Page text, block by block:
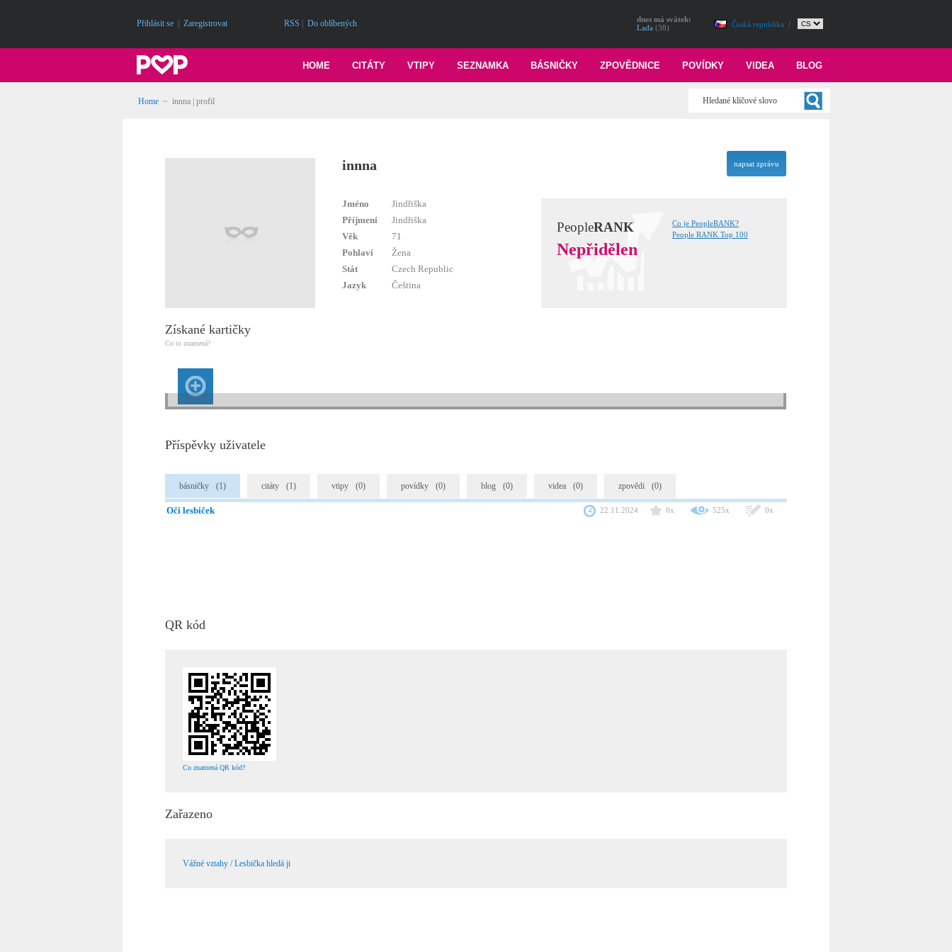
Přihlásit se Zaregistrovat RSS Do oblíbených Česká republika /
dnes má svátek:
Lada (38)
BLOG
VIDEA
POVÍDKY
ZPOVĚDNICE
BÁSNIČKY
SEZNAMKA
VTIPY
CITÁTY
HOME
Home ~ innna | profil
napsat zprávu
innna
Jméno
Jindřiška
Příjmení
Jindřiška
Věk
71
Pohlaví
Žena
Stát
Czech Republic
Jazyk
Čeština
PeopleRANK
Nepřidělen
Co je PeopleRANK?
People RANK Top 100
Získané kartičky
Co to znamená?
Příspěvky uživatele
básničky (1) citáty (1) vtipy (0) povídky (0) blog (0) videa (0) zpovědi (0)
Oči lesbiček 22.11.2024 0x 525x 0x
QR kód
Co znamená QR kód?
Zařazeno
Vážné vztahy / Lesbička hledá ji